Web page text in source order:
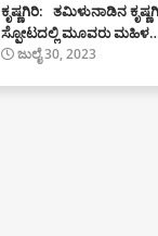
ಕೃಷ್ಣಗಿರಿ: ತಮಿಳುನಾಡಿನ
ಸ್ಫೋಟದಲ್ಲಿ ಮೂವರು
ಜುಲೈ 30, 2023